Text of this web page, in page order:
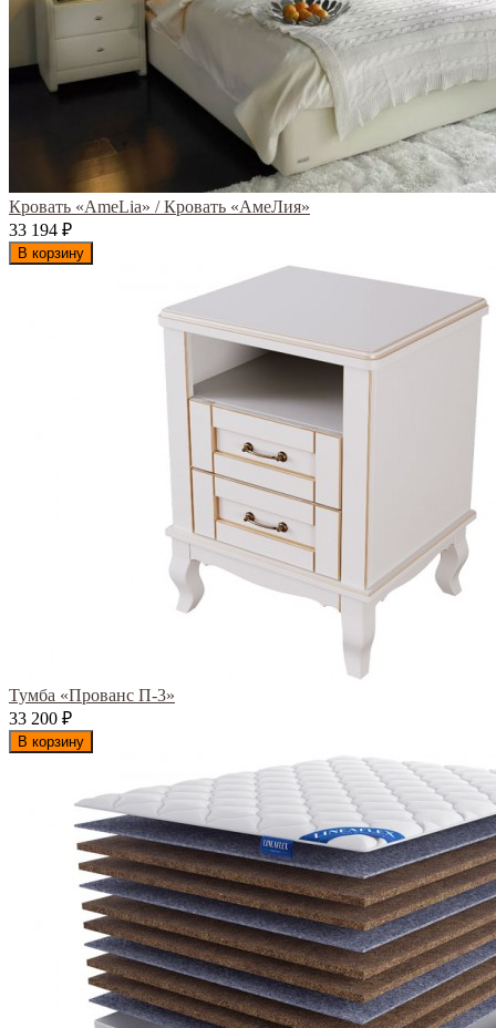
Кровать «AmeLia» / Кровать «АмеЛия»
33 194 ₽
В корзину
Тумба «Прованс П-3»
33 200 ₽
В корзину